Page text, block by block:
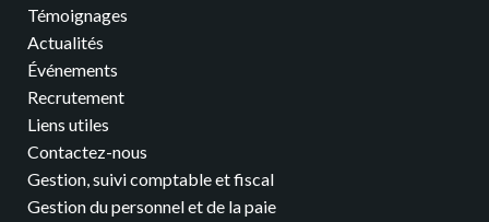
Témoignages
Actualités
Événements
Recrutement
Liens utiles
Contactez-nous
Gestion, suivi comptable et fiscal
Gestion du personnel et de la paie